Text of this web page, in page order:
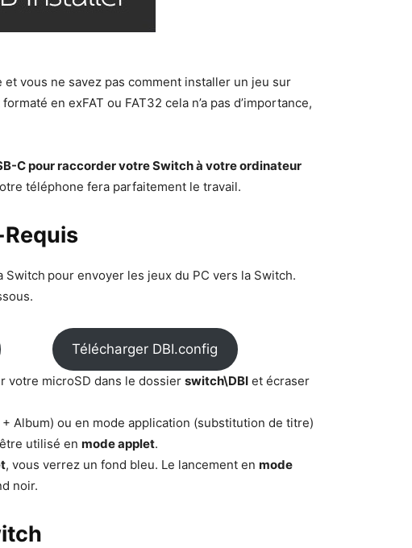
vous ne savez pas comment installer un jeu sur
en exFAT ou FAT32 cela n’a pas d’importance,
C pour raccorder votre Switch à votre ordinateur
téléphone fera parfaitement le travail.
Switch pour envoyer les jeux du PC vers la Switch.
Télécharger DBI.config
votre microSD dans le dossier switch\DBI et écraser
Album) ou en mode application (substitution de titre)
utilisé en mode applet.
, vous verrez un fond bleu. Le lancement en mode
noir.